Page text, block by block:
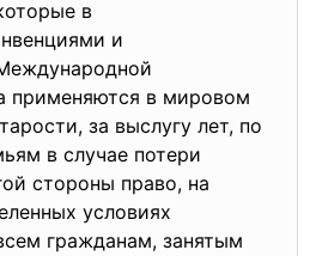
в
и
применяются в мировом
за выслугу лет, по
в случае потери
стороны право, на
условиях
гражданам, занятым